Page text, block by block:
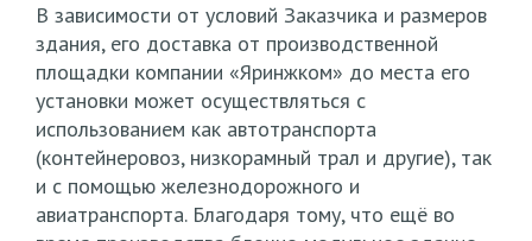
В зависимости от условий Заказчика и размеров
здания, его доставка от производственной
площадки компании «Яринжком» до места его
установки может осуществляться с
использованием как автотранспорта
(контейнеровоз, низкорамный трал и другие), так
и с помощью железнодорожного и
авиатранспорта. Благодаря тому, что ещё во